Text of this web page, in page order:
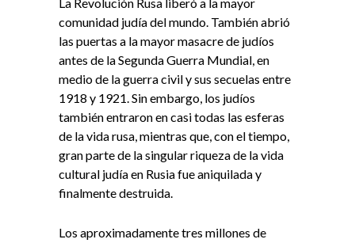
comunidad judía del mundo. También abrió
las puertas a la mayor masacre de judíos
antes de la Segunda Guerra Mundial, en
medio de la guerra civil y sus secuelas entre
1918 y 1921. Sin embargo, los judíos
también entraron en casi todas las esferas
de la vida rusa, mientras que, con el tiempo,
gran parte de la singular riqueza de la vida
cultural judía en Rusia fue aniquilada y
finalmente destruida.
Los aproximadamente tres millones de